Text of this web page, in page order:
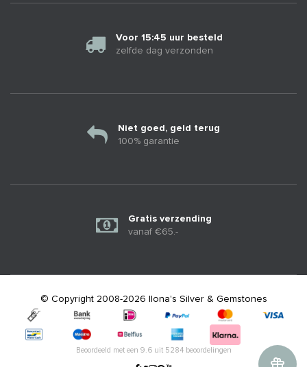
Voor 15:45 uur besteld
zelfde dag verzonden
Niet goed, geld terug
100% garantie
Gratis verzending
vanaf €65.-
© Copyright 2008-2026 Ilona's Silver & Gemstones
Beoordeeld met een 9.6uit 5284beoordelingen